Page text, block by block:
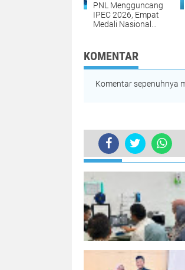
PNL Mengguncang
IPEC 2026, Empat
Medali Nasional
KOMENTAR
Komentar sepenuhnya
TERKINI